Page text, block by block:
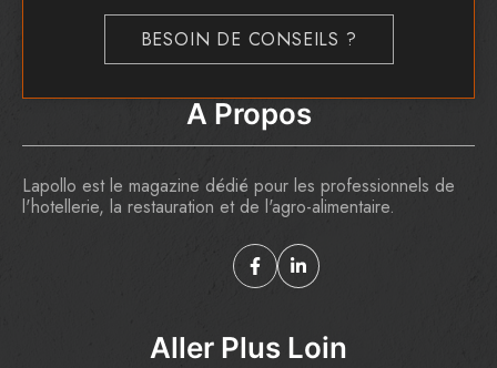
A Propos
Lapollo est le magazine dédié pour les professionnels de
l'hotellerie, la restauration et de l'agro-alimentaire.
BESOIN DE CONSEILS ?
Aller Plus Loin